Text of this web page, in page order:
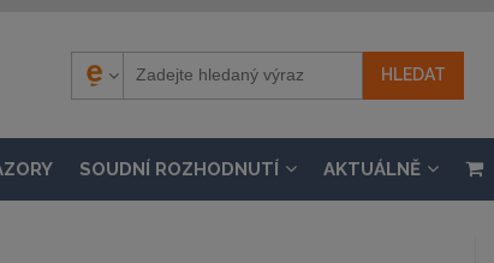
SOUDNÍ ROZHODNUTÍ AKTUÁLNĚ